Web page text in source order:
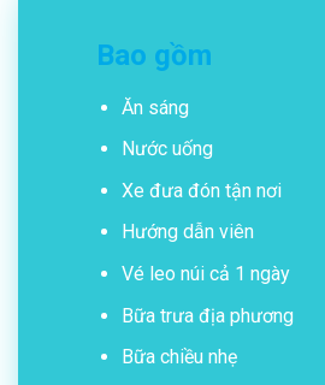
Bao gồm
Ăn sáng
Nước uống
Xe đưa đón tận nơi
Hướng dẫn viên
Vé leo núi cả 1 ngày
Bữa trưa địa phương
Bữa chiều nhẹ